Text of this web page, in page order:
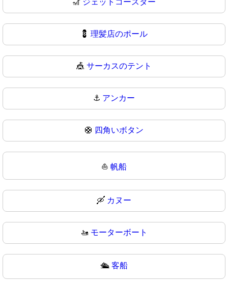
🎢 ジェットコースター
💈 理髪店のポール
🎪 サーカスのテント
⚓ アンカー
🛟 四角いボタン
⛵ 帆船
🛶 カヌー
🚤 モーターボート
🛳️ 客船